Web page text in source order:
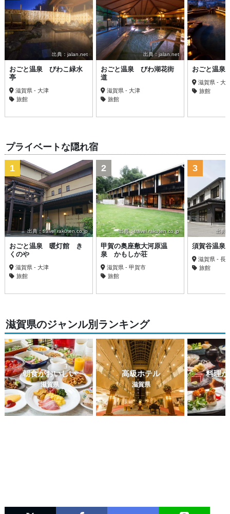
出典：jalan.net
おごと温泉 びわこ緑水
亭
滋賀県 - 大津
旅館
出典：jalan.net
おごと温泉 びわ湖花街
道
滋賀県 - 大津
旅館
おごと温
滋賀県 - 大
旅館
プライベートな隠れ宿
出典：travel.rakuten.co.jp
1
おごと温泉 暖灯館 き
くのや
滋賀県 - 大津
旅館
出典：travel.rakuten.co.jp
2
甲賀の奥座敷大河原温
泉 かもしか荘
滋賀県 - 甲賀市
旅館
出典
3
須賀谷温泉
滋賀県 - 長
旅館
滋賀県のジャンル別ランキング
朝食がおいしい
滋賀県
高級ホテル
滋賀県
料理